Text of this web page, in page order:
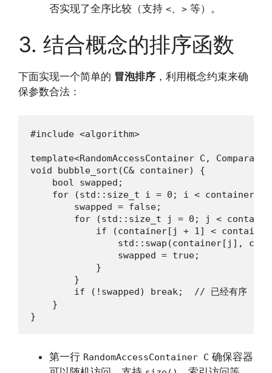
否实现了全序比较（支持 <、 > 等）。
3. 结合概念的排序函数
下面实现一个简单的 冒泡排序 ，利用概念约束来确
保参数合法：
#include <algorithm>
template<RandomAccessContainer C,
void bubble_sort(C& container) {
    bool swapped;
for (std::size_t i = 0; i <
        swapped = false;
for (std::size_t j = 0; j <
if (container[j + 1] <
std::swap(container[j],
                swapped = true;
            }
        }
        if (!swapped) break;  // 已经有序
    }
}
第一行 RandomAccessContainer C 确保容器